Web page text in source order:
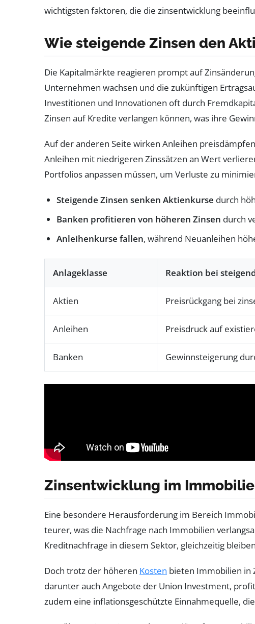
Wie steigende Zinsen den
Die Kapitalmärkte reagieren prompt auf
Unternehmen wachsen und die zukünftigen
Investitionen und Innovationen oft durch
Zinsen auf Kredite verlangen können, was ihre
Auf der anderen Seite wirken Anleihen
Anleihen mit niedrigeren Zinssätzen an Wert
Portfolios anpassen müssen, um Verluste zu
Steigende Zinsen senken Aktienkurse durch
Banken profitieren von höheren Zinsen durch
Anleihenkurse fallen, während Neuanleihen
Anlageklasse Reaktion bei
Aktien Preisrückgang bei
Anleihen Preisdruck auf
Banken Gewinnsteigerung
Zinsentwicklung im
Eine besondere Herausforderung im Bereich
teurer, was die Nachfrage nach Immobilien
Kreditnachfrage in diesem Sektor, gleichzeitig
Doch trotz der höheren Kosten bieten Immobilien in
darunter auch Angebote der Union Investment,
zudem eine inflationsgeschützte Einnahmequelle,